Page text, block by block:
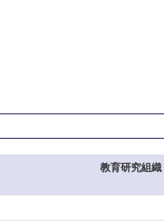
教育研究組